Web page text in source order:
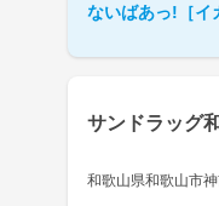
ないばあっ!［イ
サンドラッグ
和歌山県和歌山市